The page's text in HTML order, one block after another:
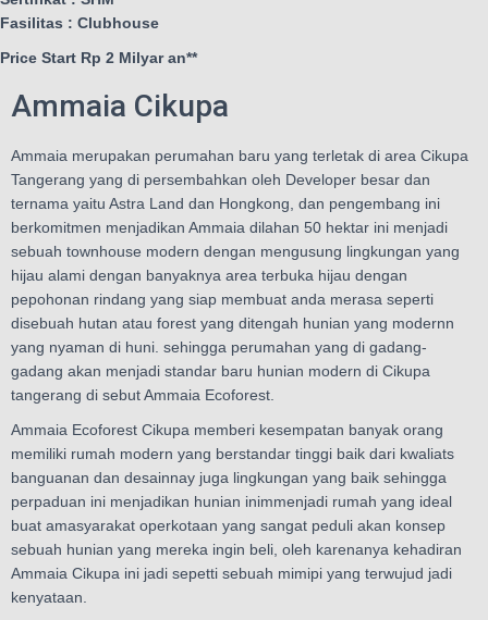
Fasilitas : Clubhouse
Price Start Rp 2 Milyar an**
Ammaia Cikupa
Ammaia merupakan perumahan baru yang terletak di area Cikupa
Tangerang yang di persembahkan oleh Developer besar dan
ternama yaitu Astra Land dan Hongkong, dan pengembang ini
berkomitmen menjadikan Ammaia dilahan 50 hektar ini menjadi
sebuah townhouse modern dengan mengusung lingkungan yang
hijau alami dengan banyaknya area terbuka hijau dengan
pepohonan rindang yang siap membuat anda merasa seperti
disebuah hutan atau forest yang ditengah hunian yang modernn
yang nyaman di huni. sehingga perumahan yang di gadang-
gadang akan menjadi standar baru hunian modern di Cikupa
tangerang di sebut Ammaia Ecoforest.
Ammaia Ecoforest Cikupa memberi kesempatan banyak orang
memiliki rumah modern yang berstandar tinggi baik dari kwaliats
banguanan dan desainnay juga lingkungan yang baik sehingga
perpaduan ini menjadikan hunian inimmenjadi rumah yang ideal
buat amasyarakat operkotaan yang sangat peduli akan konsep
sebuah hunian yang mereka ingin beli, oleh karenanya kehadiran
Ammaia Cikupa ini jadi sepetti sebuah mimipi yang terwujud jadi
kenyataan.